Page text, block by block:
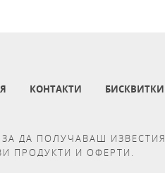
КОНТАКТИ БИСКВИТКИ
ДА ПОЛУЧАВАШ ИЗВЕСТИЯ
ПРОДУКТИ И ОФЕРТИ.